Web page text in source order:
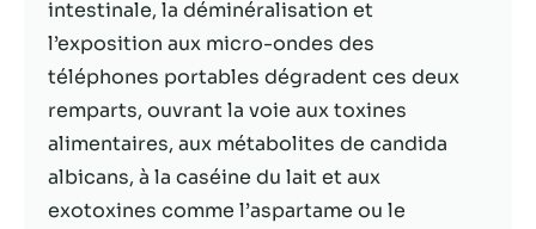
intestinale, la déminéralisation et
l’exposition aux micro-ondes des
téléphones portables dégradent ces deux
remparts, ouvrant la voie aux toxines
alimentaires, aux métabolites de candida
albicans, à la caséine du lait et aux
exotoxines comme l’aspartame ou le
améliorer la
fonctionnalité
et la structure
du site Web,
en fonction
de la façon
dont le site
Web est
utilisé.